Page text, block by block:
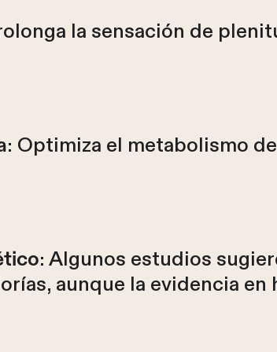
la sensación de
: Optimiza el metabolismo
: Algunos estudios
aunque la evidencia en